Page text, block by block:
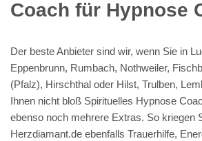
Coach für Hypnose
Der beste Anbieter sind wir, wenn Sie in
Eppenbrunn, Rumbach, Nothweiler,
(Pfalz), Hirschthal oder Hilst, Trulben,
Ihnen nicht bloß Spirituelles Hypnose
ebenso noch mehrere Extras. So kriegen
Herzdiamant.de ebenfalls Trauerhilfe,